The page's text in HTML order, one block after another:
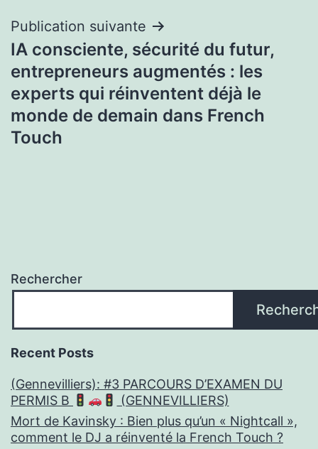
Publication suivante
IA consciente, sécurité du futur,
entrepreneurs augmentés : les
experts qui réinventent déjà le
monde de demain dans French
Touch
Rechercher
Recent Posts
(Gennevilliers): #3 PARCOURS D’EXAMEN DU
PERMIS B
(GENNEVILLIERS)
Mort de Kavinsky : Bien plus qu’un « Nightcall »,
comment le DJ a réinventé la French Touch ?